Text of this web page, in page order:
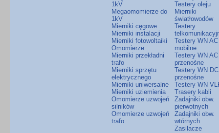
1kV
Megaomomierze do
1kV
Mierniki cęgowe
Mierniki instalacji
Mierniki fotowoltaiki
Omomierze
Mierniki przekładni
trafo
Mierniki sprzętu
elektrycznego
Mierniki uniwersalne
Mierniki uziemienia
Omomierze uzwojeń
silników
Omomierze uzwojeń
trafo
Testery oleju
Mierniki
światłowodów
Testery
Testery WN AC
mobilne
Testery WN AC
przenośne
Testery WN DC
przenośne
Testery WN
Trasery kabli
Zadajniki obw.
pierwotnych
Zadajniki obw.
wtórnych
Zasilacze